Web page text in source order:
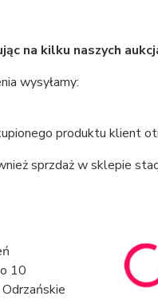
na kilku naszych
wysyłamy:
produktu klient
sprzdaż w sklepie
10